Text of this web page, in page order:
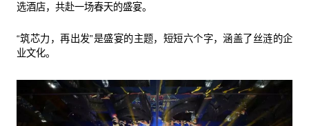
选酒店，共赴一场春天的盛宴。
“筑芯力，再出发”是盛宴的主题，短短六个字，涵盖了丝涟的企
业文化。